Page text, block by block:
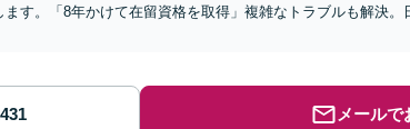
ます。「8年かけて在留資格を取得」複雑なトラブルも解決。
メールで